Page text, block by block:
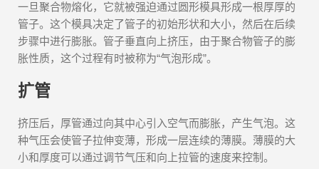
一旦聚合物熔化，它就被强迫通过圆形模具形成一根厚厚的
管子。这个模具决定了管子的初始形状和大小，然后在后续
步骤中进行膨胀。管子垂直向上挤压，由于聚合物管子的膨
胀性质，这个过程有时被称为“气泡形成”。
扩管
挤压后，厚管通过向其中心引入空气而膨胀，产生气泡。这
种气压会使管子拉伸变薄，形成一层连续的薄膜。薄膜的大
小和厚度可以通过调节气压和向上拉管的速度来控制。